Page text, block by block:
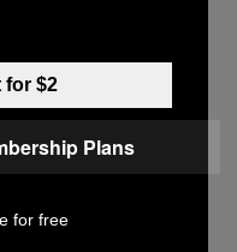
raskida na
for $2
Plans
for free